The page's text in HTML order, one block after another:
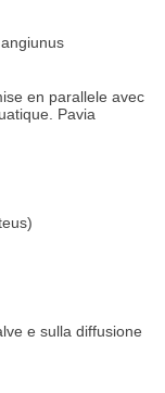
en parallele avec
Pavia
e sulla diffusione